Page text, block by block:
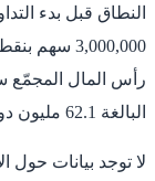
النطاق قبل بدء
رأس المال المجمّع
البالغة 62.1 مليون دولار.
لا توجد بيانات حول